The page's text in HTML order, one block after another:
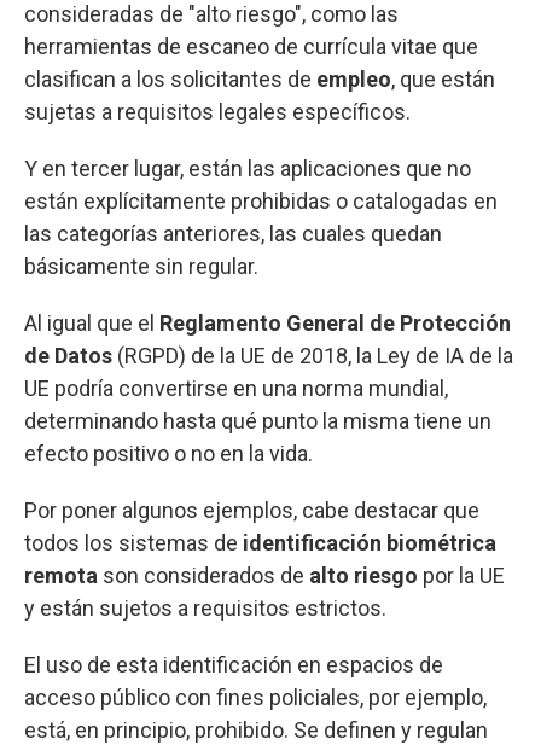
consideradas de "alto riesgo", como las
herramientas de escaneo de currícula vitae que
clasifican a los solicitantes de empleo, que están
sujetas a requisitos legales específicos.
Y en tercer lugar, están las aplicaciones que no
están explícitamente prohibidas o catalogadas en
las categorías anteriores, las cuales quedan
básicamente sin regular.
Al igual que el Reglamento General de Protección
de Datos (RGPD) de la UE de 2018, la Ley de IA de la
UE podría convertirse en una norma mundial,
determinando hasta qué punto la misma tiene un
efecto positivo o no en la vida.
Por poner algunos ejemplos, cabe destacar que
todos los sistemas de identificación biométrica
remota son considerados de alto riesgo por la UE
y están sujetos a requisitos estrictos.
El uso de esta identificación en espacios de
acceso público con fines policiales, por ejemplo,
está, en principio, prohibido. Se definen y regulan